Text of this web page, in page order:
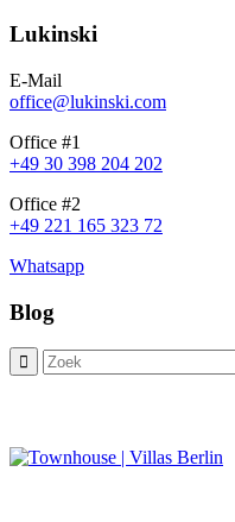
Lukinski
E-Mail
office@lukinski.com
Office #1
+49 30 398 204 202
Office #2
+49 221 165 323 72
Whatsapp
Blog